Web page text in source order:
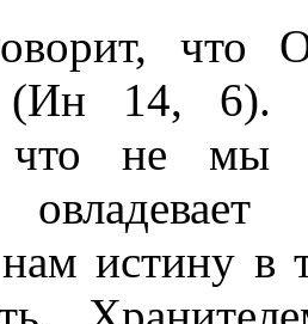
14, 6).
что не мы
нам истину